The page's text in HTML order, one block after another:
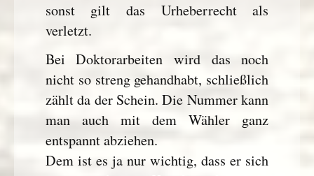
sonst gilt das Urheberrecht als
verletzt.
Bei Doktorarbeiten wird das noch
nicht so streng gehandhabt, schließlich
zählt da der Schein. Die Nummer kann
man auch mit dem Wähler ganz
entspannt abziehen.
Dem ist es ja nur wichtig, dass er sich